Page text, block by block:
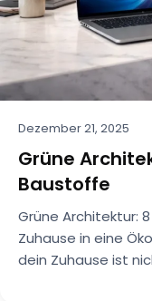
Dezember 21, 2025
Grüne
Baustoffe
Grüne Architektur:
Zuhause in eine
dein Zuhause ist